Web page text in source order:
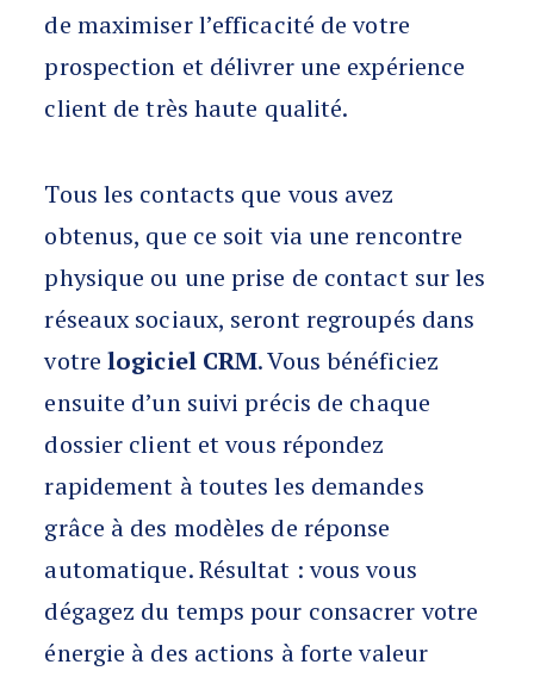
de maximiser l’efficacité de votre
prospection et délivrer une expérience
client de très haute qualité.
Tous les contacts que vous avez
obtenus, que ce soit via une rencontre
physique ou une prise de contact sur les
réseaux sociaux, seront regroupés dans
votrelogiciel CRM. Vous bénéficiez
ensuite d’un suivi précis de chaque
dossier client et vous répondez
rapidement à toutes les demandes
grâce à des modèles de réponse
automatique. Résultat : vous vous
dégagez du temps pour consacrer votre
énergie à des actions à forte valeur